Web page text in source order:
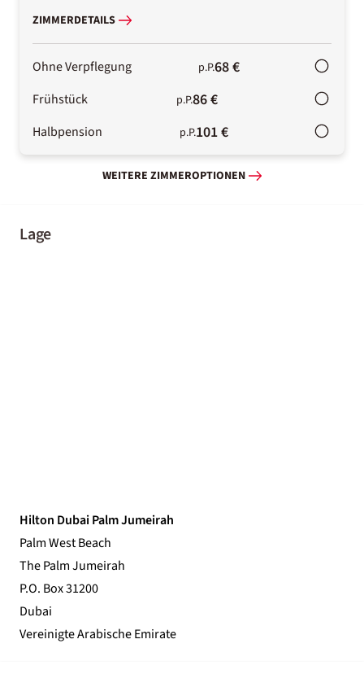
ZIMMERDETAILS
Ohne Verpflegung p.P.68 €
Frühstück p.P.86 €
Halbpension p.P.101 €
WEITERE ZIMMEROPTIONEN
Lage
Hilton Dubai Palm Jumeirah
Palm West Beach
The Palm Jumeirah
P.O. Box 31200
Dubai
Vereinigte Arabische Emirate